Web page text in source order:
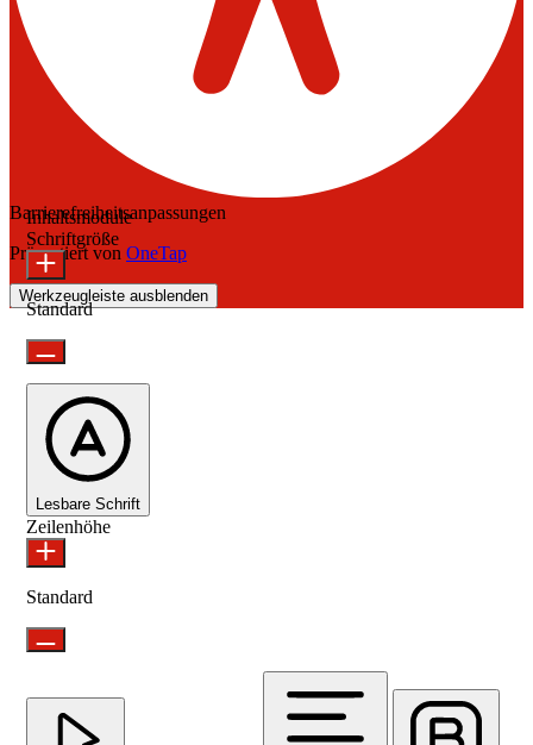
Barrierefreiheitsanpassungen
Präsentiert von OneTap
Werkzeugleiste ausblenden
Inhaltsmodule
Schriftgröße
Standard
Lesbare Schrift
Zeilenhöhe
Standard